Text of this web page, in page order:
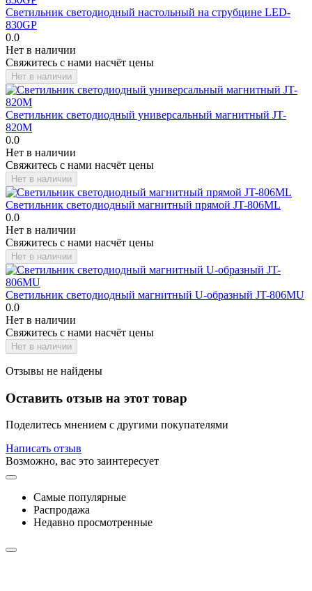
Светильник светодиодный настольный на струбцине LED-
830GP
0.0
Нет в наличии
Свяжитесь с нами насчёт цены
Нет в наличии
Светильник светодиодный универсальный магнитный JT-
820M
0.0
Нет в наличии
Свяжитесь с нами насчёт цены
Нет в наличии
Светильник светодиодный магнитный прямой JT-806ML
0.0
Нет в наличии
Свяжитесь с нами насчёт цены
Нет в наличии
Светильник светодиодный магнитный U-образный JT-806MU
0.0
Нет в наличии
Свяжитесь с нами насчёт цены
Нет в наличии
Отзывы не найдены
Оставить отзыв на этот товар
Поделитесь мнением с другими покупателями
Написать отзыв
Возможно, вас это заинтересует
Самые популярные
Распродажа
Недавно просмотренные